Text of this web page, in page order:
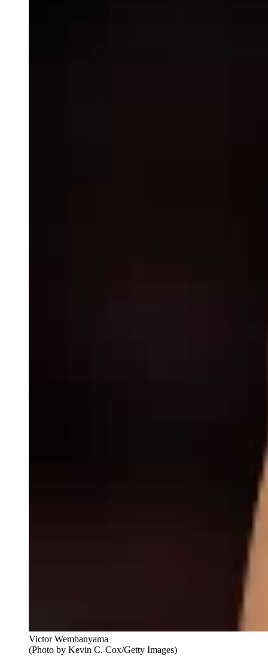
Victor Wembanyama
(Photo by Kevin C. Cox/Getty Images)